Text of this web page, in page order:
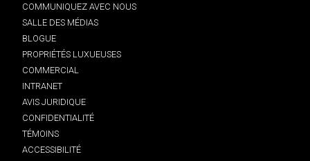
COMMUNIQUEZ AVEC NOUS
SALLE DES MÉDIAS
BLOGUE
PROPRIÉTÉS LUXUEUSES
COMMERCIAL
INTRANET
AVIS JURIDIQUE
CONFIDENTIALITÉ
TÉMOINS
ACCESSIBILITÉ